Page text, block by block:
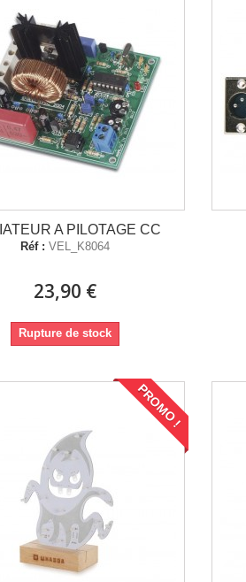
A PILOTAGE CC
Réf : VEL_K8064
23,90 €
Rupture de stock
PROMO !